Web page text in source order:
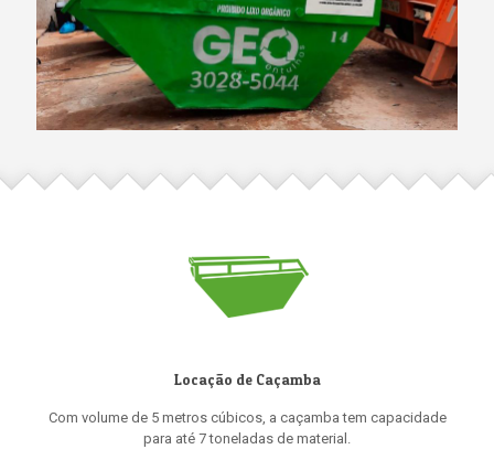
Locação de Caçamba
Com volume de 5 metros cúbicos, a caçamba tem capacidade
para até 7 toneladas de material.